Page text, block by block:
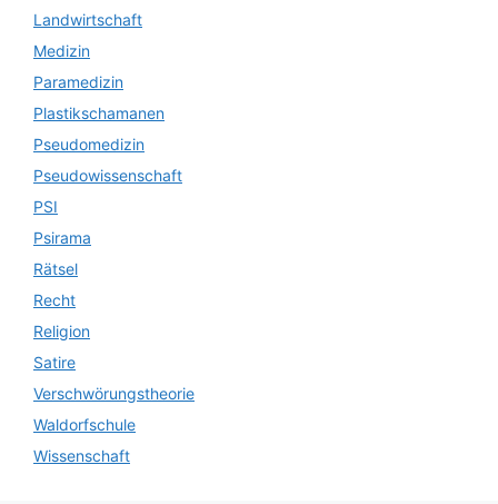
Landwirtschaft
Medizin
Paramedizin
Plastikschamanen
Pseudomedizin
Pseudowissenschaft
PSI
Psirama
Rätsel
Recht
Religion
Satire
Verschwörungstheorie
Waldorfschule
Wissenschaft